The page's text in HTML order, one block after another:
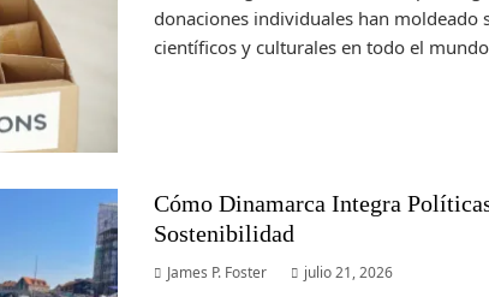
donaciones individuales han moldeado
científicos y culturales en todo el
Cómo Dinamarca Integra
Sostenibilidad
James P. Foster julio 21, 2026